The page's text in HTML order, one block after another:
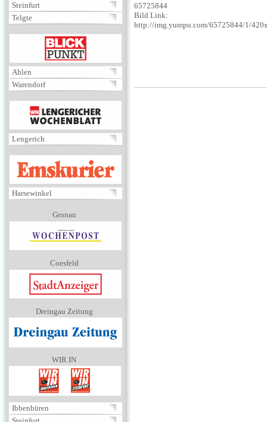
Steinfurt
Telgte
BLICKPUNKT
Ahlen
Warendorf
MENÜ
Lengerich
EMSKURIER
Harsewinkel
Gronau
Coesfeld
Dreingau Zeitung
WIR IN
Ibbenbüren
65725844
Bild Link:
http://img.yumpu.com/65725844/1/